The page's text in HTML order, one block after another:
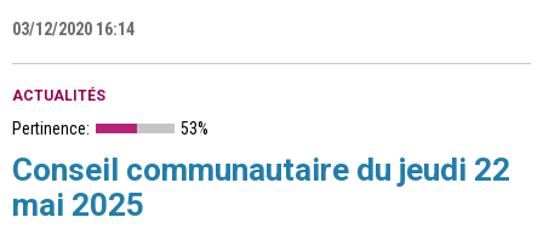
03/12/2020 16:14
ACTUALITÉS
Pertinence: 53%
Conseil communautaire du jeudi 22
mai 2025